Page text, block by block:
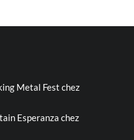
Metal Fest chez
Esperanza chez